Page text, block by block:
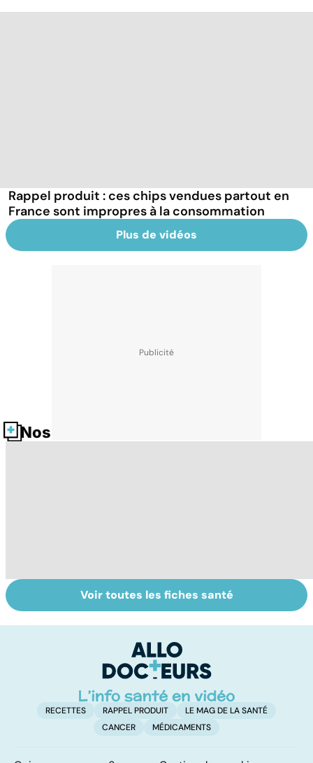
Rappel produit : ces chips vendues partout en
France sont impropres à la consommation
Plus de vidéos
Nos fiches santé
Tout savoir sur
les infections
Inflammation des
amygdales : que
d'angine ?
Voir toutes les fiches santé
RECETTES RAPPEL PRODUIT
LE MAG DE LA SANTÉ
CANCER
MÉDICAMENTS